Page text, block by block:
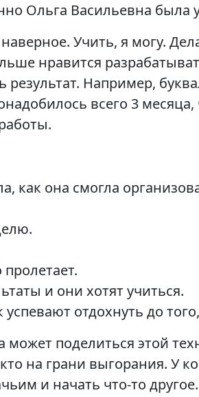
Ольга Васильевна была
Учить, я могу.
нравится
Например,
всего 3
как она смогла
и они хотят учиться.
отдохнуть до того,
поделиться этой
на грани выгорания. У
и начать что-то другое.